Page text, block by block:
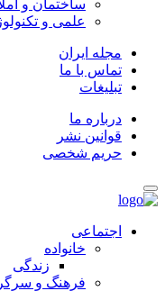
ساختمان و
علمی و
مجله ایران
تماس با ما
تبلیغات
درباره ما
قوانین نشر
حریم شخصی
اجتماعی
خانواده
زندگی
فرهنگ و